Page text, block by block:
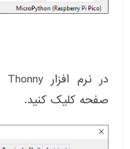
صفحه کلیک کنید.